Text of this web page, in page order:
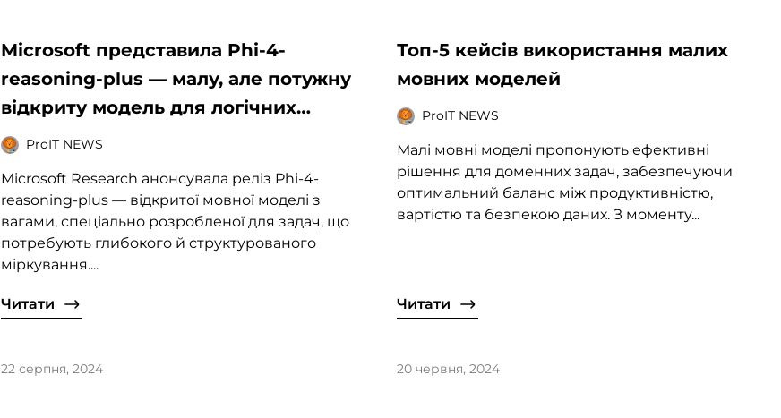
Microsoft представила Phi-4-
reasoning-plus — малу, але потужну
відкриту модель для логічних
задач
ProIT NEWS
Microsoft Research анонсувала реліз Phi-4-
reasoning-plus — відкритої мовної моделі з
вагами, спеціально розробленої для задач, що
потребують глибокого й структурованого
міркування....
Читати
Топ-5 кейсів використання малих
мовних моделей
ProIT NEWS
Малі мовні моделі пропонують ефективні
рішення для доменних задач, забезпечуючи
оптимальний баланс між продуктивністю,
вартістю та безпекою даних. З моменту...
Читати
22 серпня, 2024 20 червня, 2024